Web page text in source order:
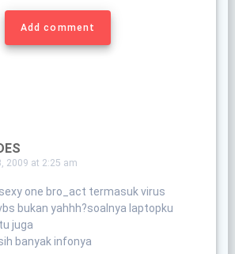
Add comment
2009 at 2:25 am
one bro_act termasuk virus
bukan yahhh?soalnya laptopku
juga
banyak infonya